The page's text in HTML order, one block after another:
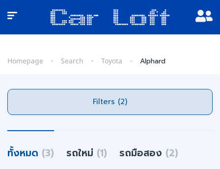
Homepage Search Toyota Alphard
Filters (2)
ทั้งหมด (3) รถใหม่ (1) รถมือสอง (2)